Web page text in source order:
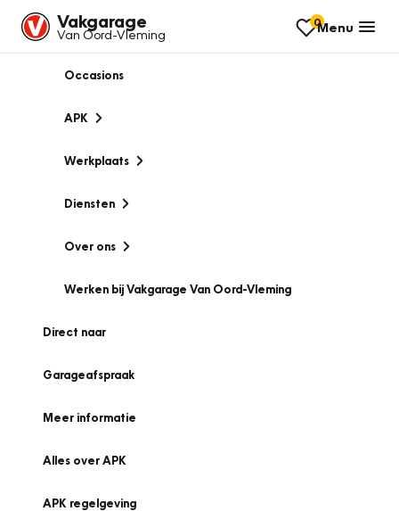
Vakgarage
Van Oord-Vleming
0Menu
Occasions
APK
Werkplaats
Diensten
Over ons
Werken bij Vakgarage Van Oord-Vleming
Direct naar
Garageafspraak
Meer informatie
Alles over APK
APK regelgeving